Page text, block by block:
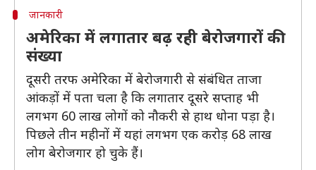
जानकारी
अमेरिका में लगातार बढ़ रही बेरोजगारों की
संख्या
दूसरी तरफ अमेरिका में बेरोजगारी से संबंधित ताजा
आंकड़ों में पता चला है कि लगातार दूसरे सप्ताह भी
लगभग 60 लाख लोगों को नौकरी से हाथ धोना पड़ा है।
पिछले तीन महीनों में यहां लगभग एक करोड़ 68 लाख
लोग बेरोजगार हो चुके हैं।